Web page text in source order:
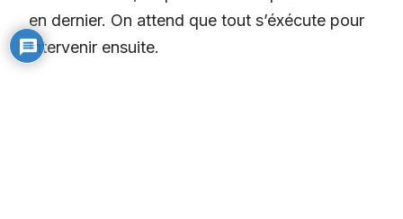
en dernier. On attend que tout s’éxécute pour
intervenir ensuite.